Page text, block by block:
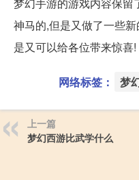
神马的,但是又做了一些
是又可以给各位带来惊喜!
网络标签： 梦
上一篇
梦幻西游比武学什么